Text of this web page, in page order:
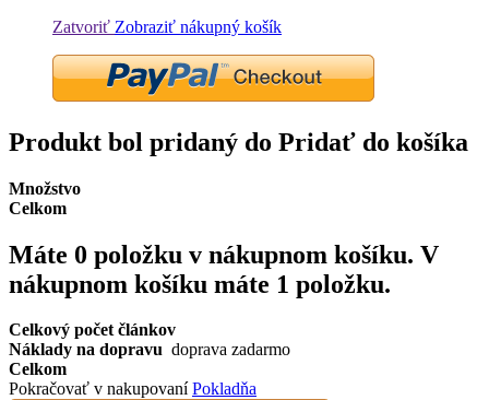
Zatvoriť Zobraziť nákupný košík
Produkt bol pridaný do Pridať do košíka
Množstvo
Celkom
Máte 0 položku v nákupnom košíku. V
nákupnom košíku máte 1 položku.
Celkový počet článkov
Náklady na dopravu doprava zadarmo
Celkom
Pokračovať v nakupovaníPokladňa